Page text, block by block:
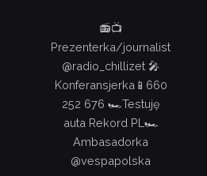
📻📺
Prezenterka/journalist
@radio_chillizet 🎤
Konferansjerka📱660
252 676 🏎Testuję
auta Rekord PL🏎
Ambasadorka
@vespapolska